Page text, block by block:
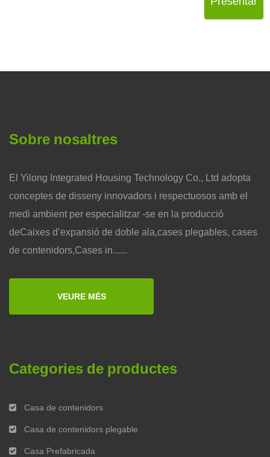
Sobre nosaltres
El Yilong Integrated Housing Technology Co., Ltd adopta
conceptes de disseny innovadors i respectuosos amb el
medi ambient per especialitzar -se en la producció
deCaixes d’expansió de doble ala,cases plegables, cases
de contenidors,Cases in......
VEURE MÉS
Categories de productes
Casa de contenidors
Casa de contenidors plegable
Casa Prefabricada